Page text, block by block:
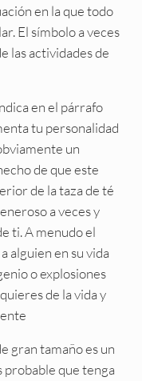
en la que todo
El símbolo a veces
las actividades de
en el párrafo
tu personalidad
un
de que este
de la taza de té
a veces y
ti. A menudo el
alguien en su vida
o explosiones
de la vida y
gran tamaño es un
probable que tenga